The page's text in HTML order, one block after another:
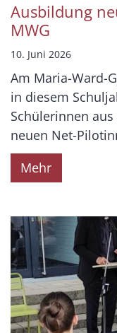
Ausbildung
MWG
10. Juni 2026
Am Maria-Ward-
in diesem
Schülerinnen
neuen Net-
Mehr